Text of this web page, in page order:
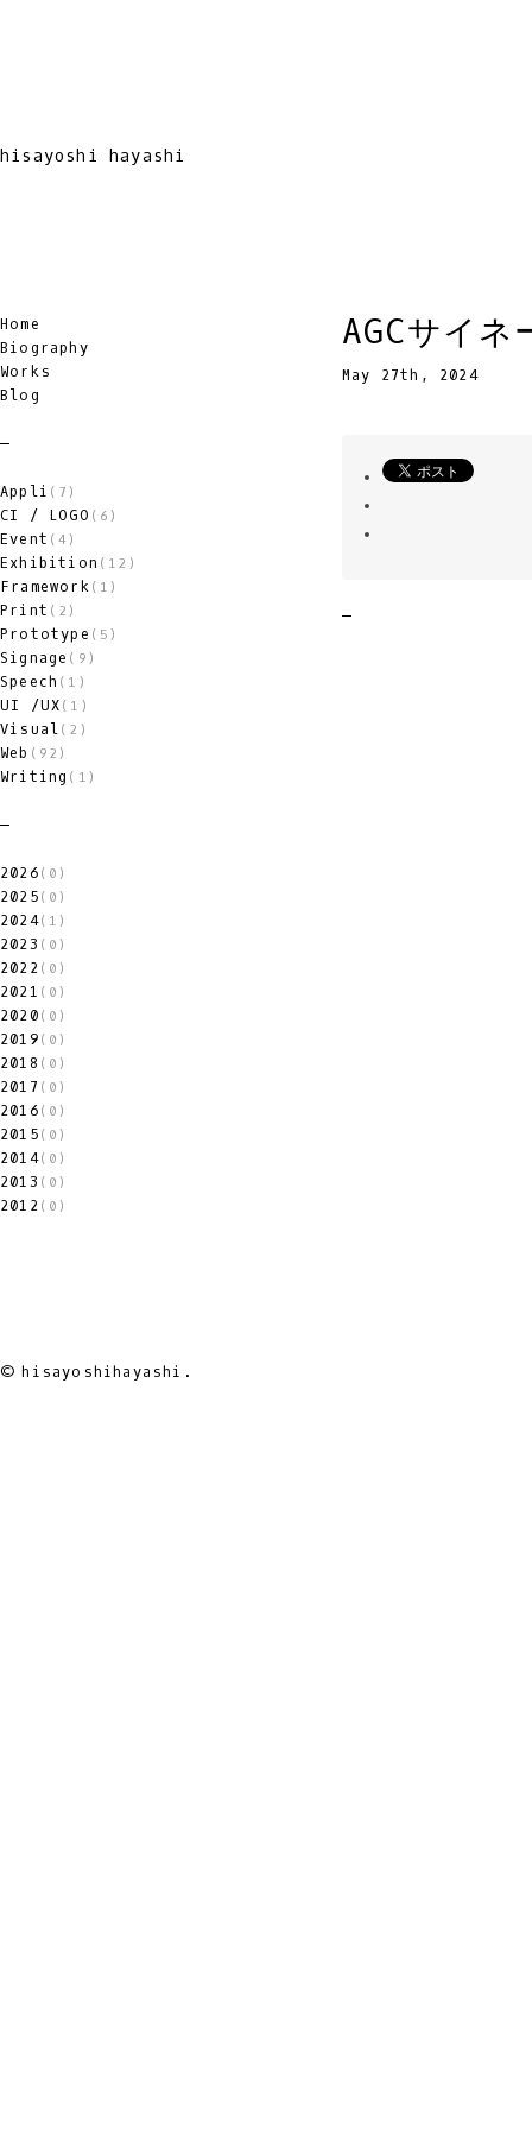
hisayoshi hayashi
Home
Biography
Works
Blog
Appli (7)
CI / LOGO (6)
Event (4)
Exhibition (12)
Framework (1)
Print (2)
Prototype (5)
Signage (9)
Speech (1)
UI /UX (1)
Visual (2)
Web (92)
Writing (1)
2026 (0)
2025 (0)
2024(1)
2023 (0)
2022 (0)
2021 (0)
2020 (0)
2019 (0)
2018 (0)
2017 (0)
2016 (0)
2015 (0)
2014(0)
2013 (0)
2012 (0)
AGCサイ
May 27th, 2024
© hisayoshihayashi.